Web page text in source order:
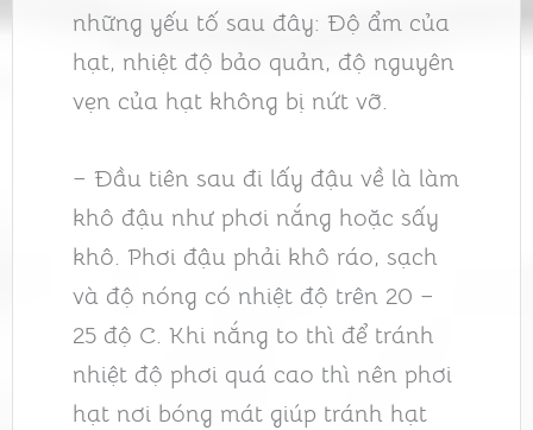
những yếu tố sau đây: Độ ẩm của
hạt, nhiệt độ bảo quản, độ nguyên
vẹn của hạt không bị nứt vỡ.
– Đầu tiên sau đi lấy đậu về là làm
khô đậu như phơi nắng hoặc sấy
khô. Phơi đậu phải khô ráo, sạch
và độ nóng có nhiệt độ trên 20 –
25 độ C. Khi nắng to thì để tránh
nhiệt độ phơi quá cao thì nên phơi
hạt nơi bóng mát giúp tránh hạt